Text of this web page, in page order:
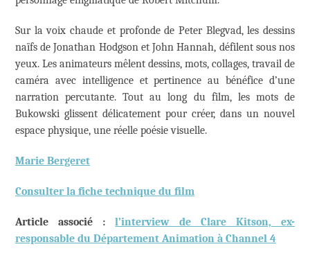
Sur la voix chaude et profonde de Peter Blegvad, les dessins
naïfs de Jonathan Hodgson et John Hannah, défilent sous nos
yeux. Les animateurs mêlent dessins, mots, collages, travail de
caméra avec intelligence et pertinence au bénéfice d’une
narration percutante. Tout au long du film, les mots de
Bukowski glissent délicatement pour créer, dans un nouvel
espace physique, une réelle poésie visuelle.
Marie Bergeret
Consulter la fiche technique du film
Article associé :l’interview de Clare Kitson, ex-
responsable du Département Animation à Channel 4